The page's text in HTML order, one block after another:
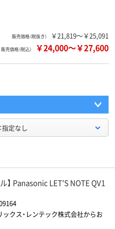
販売価格（税抜き） ￥21,819～￥25,091
販売価格（税込） ￥24,000～￥27,600
指定なし
】 Panasonic LET'S NOTE QV1
ックス・レンテック株式会社からお